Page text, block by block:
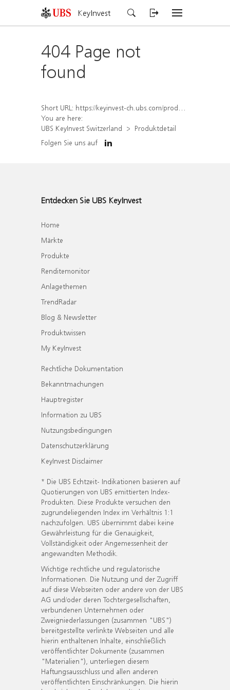
KeyInvest
404 Page not
found
Short URL: https://keyinvest-ch.ubs.com/produkt/detail/index/isin/CH1579305454
You are here:
UBS KeyInvest Switzerland
Produktdetail
Folgen Sie uns auf
Entdecken Sie UBS KeyInvest
Home
Märkte
Produkte
Renditemonitor
Anlagethemen
TrendRadar
Blog & Newsletter
Produktwissen
My KeyInvest
Rechtliche Dokumentation
Bekanntmachungen
Hauptregister
Information zu UBS
Nutzungsbedingungen
Datenschutzerklärung
KeyInvest Disclaimer
* Die UBS Echtzeit- Indikationen basieren auf
Quotierungen von UBS emittierten Index-
Produkten. Diese Produkte versuchen den
zugrundeliegenden Index im Verhältnis 1:1
nachzufolgen. UBS übernimmt dabei keine
Gewährleistung für die Genauigkeit,
Vollständigkeit oder Angemessenheit der
angewandten Methodik.
Wichtige rechtliche und regulatorische
Informationen. Die Nutzung und der Zugriff
auf diese Webseiten oder andere von der UBS
AG und/oder deren Tochtergesellschaften,
verbundenen Unternehmen oder
Zweigniederlassungen (zusammen "UBS")
bereitgestellte verlinkte Webseiten und alle
hierin enthaltenen Inhalte, einschließlich
veröffentlichter Dokumente (zusammen
"Materialien"), unterliegen diesem
Haftungsausschluss und allen anderen
veröffentlichten Einschränkungen. Die hierin